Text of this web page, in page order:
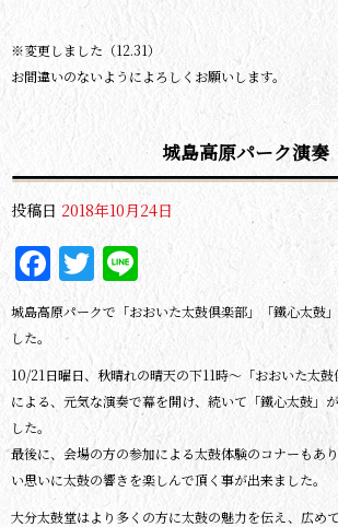
※変更しました（12.31）
お間違いのないようによろしくお願いします。
城島高原パーク演奏
投稿日 2018年10月24日
Facebook
Twitter
Line
城島高原パークで「おおいた太鼓倶楽部」「鐵心太鼓
した。
10/21日曜日、秋晴れの晴天の下11時～「おおいた太
による、元気な演奏で幕を開け、続いて「鐵心太鼓」
した。
最後に、会場の方の参加による太鼓体験のコナーもあ
い思いに太鼓の響きを楽しんで頂く事が出来ました。
大分太鼓堂はより多くの方に太鼓の魅力を伝え、広め